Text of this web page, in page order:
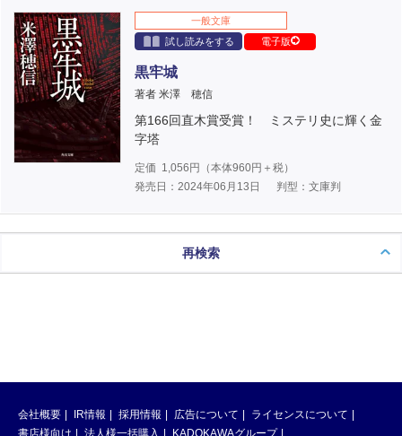
一般文庫
試し読みをする
電子版
黒牢城
著者 米澤 穂信
第166回直木賞受賞！ ミステリ史に輝く金
字塔
定価 1,056 円（本体960円＋税）
発売日：2024年06月13日
判型：文庫判
再検索
会社概要 IR情報 採用情報 広告について
ライセンスについて
書店様向け
法人様一括購入 KADOKAWAグループ